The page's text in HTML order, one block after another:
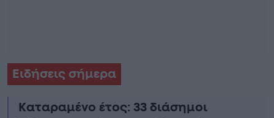
Ειδήσεις σήμερα
Καταραμένο έτος: 33 διάσημοι